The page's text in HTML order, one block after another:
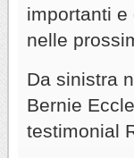
importanti
nelle
Da sinistra
Bernie
testimonial